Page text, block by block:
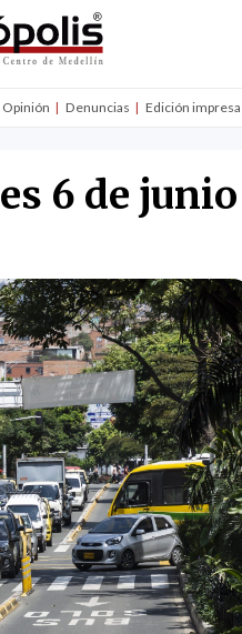
Opinión Denuncias Edición impresa
6 de junio